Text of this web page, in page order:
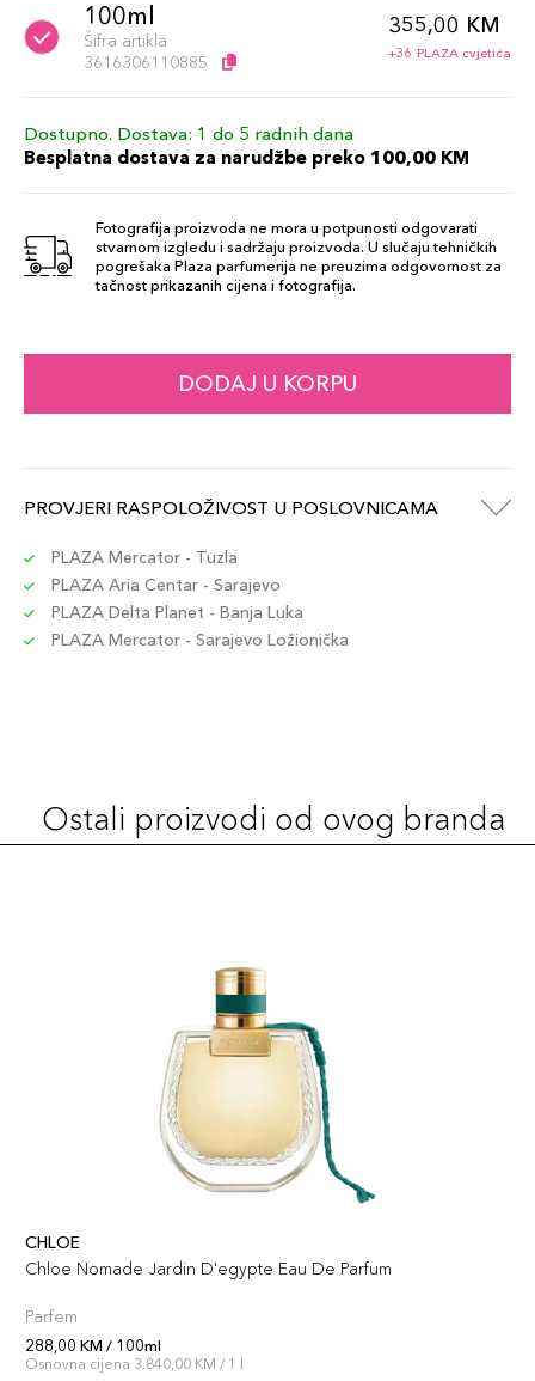
100ml
Šifra artikla
3616306110885
355,00 KM
+36 PLAZA cvjetića
Dostupno. Dostava: 1 do 5 radnih dana
Besplatna dostava za narudžbe preko 100,00 KM
Fotografija proizvoda ne mora u potpunosti odgovarati
stvarnom izgledu i sadržaju proizvoda. U slučaju tehničkih
pogrešaka Plaza parfumerija ne preuzima odgovornost za
tačnost prikazanih cijena i fotografija.
DODAJ U KORPU
PROVJERI RASPOLOŽIVOST U POSLOVNICAMA
PLAZA Mercator - Tuzla
PLAZA Aria Centar - Sarajevo
PLAZA Delta Planet - Banja Luka
PLAZA Mercator - Sarajevo Ložionička
Ostali proizvodi od ovog branda
CHLOE
Chloe Nomade Jardin D'egypte Eau De Parfum
Parfem
288,00 KM / 100ml
Osnovna cijena 3.840,00 KM / 1 l